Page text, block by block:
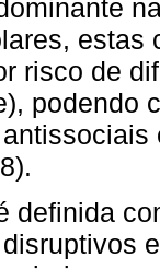
estas
risco de
podendo
definida